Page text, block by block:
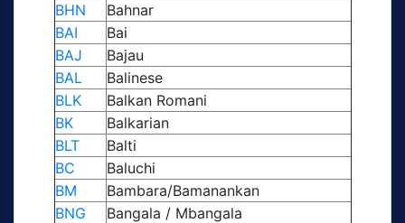
BHN
Bahnar
BAI
Bai
BAJ
Bajau
BAL
Balinese
BLK
Balkan Romani
BK
Balkarian
BLT
Balti
BC
Baluchi
BM
Bambara/Bamanankan
BNG
Bangala / Mbangala